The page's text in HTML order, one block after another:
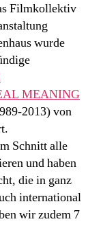
Filmkollektiv
wurde
MEANING
2013) von
Schnitt alle
und haben
die in ganz
international
wir zudem 7